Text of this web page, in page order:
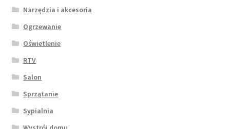
Narzędzia i akcesoria
Ogrzewanie
Oświetlenie
RTV
Salon
Sprzątanie
Sypialnia